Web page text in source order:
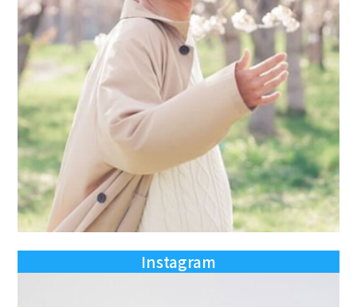
Instagram